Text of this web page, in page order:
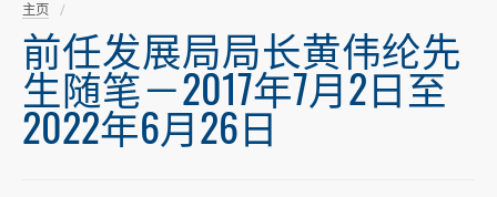
主页
前任发展局局长黄伟纶先
生随笔－2017年7月2日至
2022年6月26日